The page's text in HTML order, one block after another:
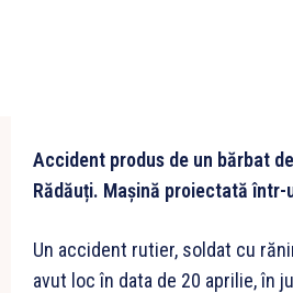
Accident produs de un bărbat
Rădăuți. Mașină proiectată într-
Un accident rutier, soldat cu
avut loc în data de 20 aprilie, în